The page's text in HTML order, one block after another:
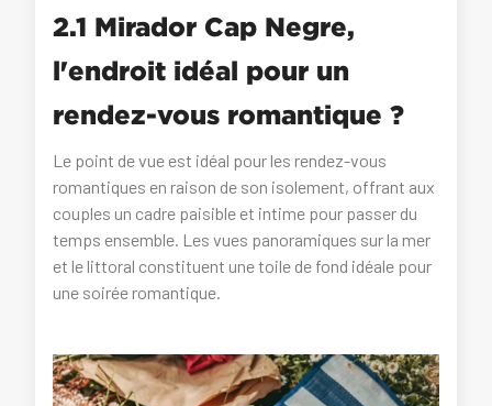
2.1 Mirador Cap Negre,
l'endroit idéal pour un
rendez-vous romantique ?
Le point de vue est idéal pour les rendez-vous
romantiques en raison de son isolement, offrant aux
couples un cadre paisible et intime pour passer du
temps ensemble. Les vues panoramiques sur la mer
et le littoral constituent une toile de fond idéale pour
une soirée romantique.